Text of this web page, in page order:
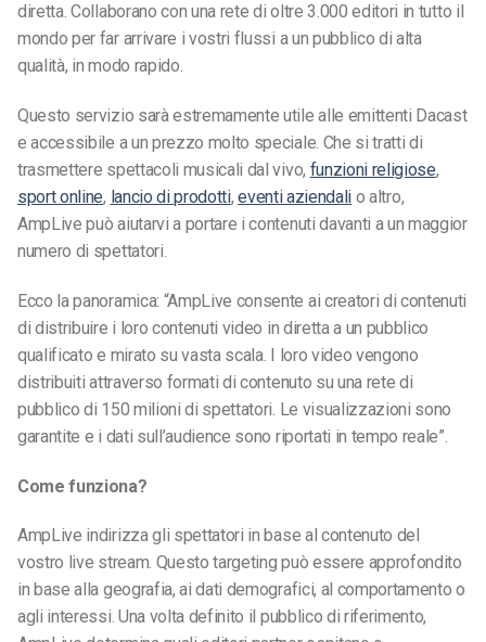
diretta. Collaborano con una rete di oltre 3.000 editori in tutto il
mondo per far arrivare i vostri flussi a un pubblico di alta
qualità, in modo rapido.
Questo servizio sarà estremamente utile alle emittenti Dacast
e accessibile a un prezzo molto speciale. Che si tratti di
trasmettere spettacoli musicali dal vivo, funzioni religiose,
sport online, lancio di prodotti,eventi aziendali o altro,
AmpLive può aiutarvi a portare i contenuti davanti a un maggior
numero di spettatori.
Ecco la panoramica: “AmpLive consente ai creatori di contenuti
di distribuire i loro contenuti video in diretta a un pubblico
qualificato e mirato su vasta scala. I loro video vengono
distribuiti attraverso formati di contenuto su una rete di
pubblico di 150 milioni di spettatori. Le visualizzazioni sono
garantite e i dati sull’audience sono riportati in tempo reale”.
Come funziona?
AmpLive indirizza gli spettatori in base al contenuto del
vostro live stream. Questo targeting può essere approfondito
in base alla geografia, ai dati demografici, al comportamento o
agli interessi. Una volta definito il pubblico di riferimento,